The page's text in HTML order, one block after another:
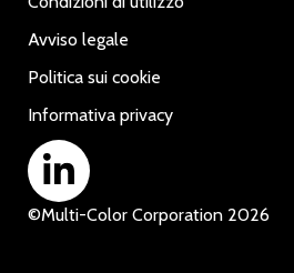
©Multi-Color Corporation 2026
Avviso legale
Politica sui cookie
Informativa privacy